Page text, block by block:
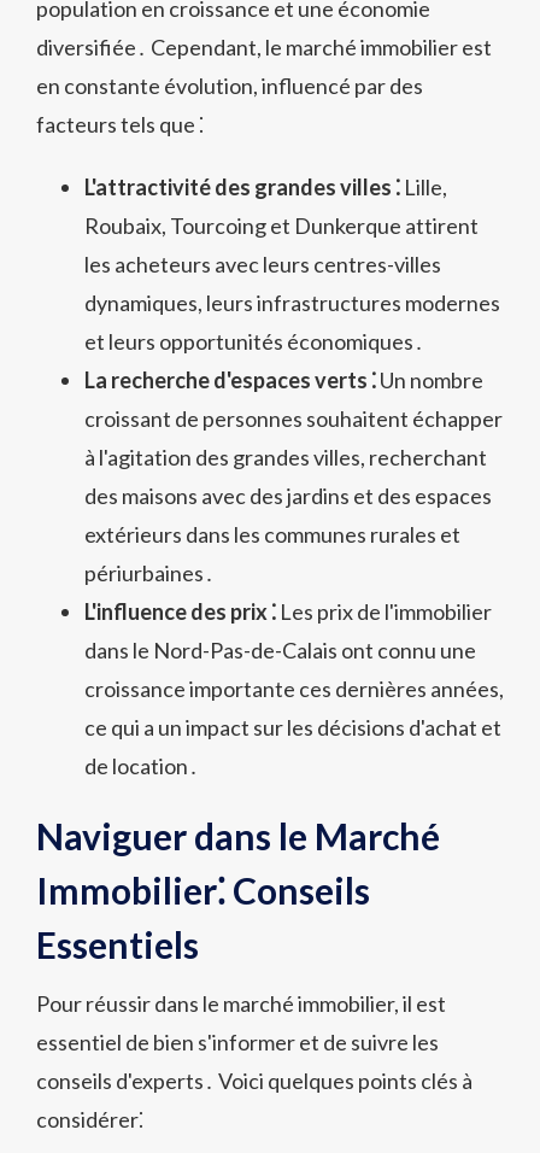
population en croissance et une économie
diversifiée․ Cependant, le marché immobilier est
en constante évolution, influencé par des
facteurs tels que ⁚
L'attractivité des grandes villes ⁚ Lille,
Roubaix, Tourcoing et Dunkerque attirent
les acheteurs avec leurs centres-villes
dynamiques, leurs infrastructures modernes
et leurs opportunités économiques․
La recherche d'espaces verts ⁚Un nombre
croissant de personnes souhaitent échapper
à l'agitation des grandes villes, recherchant
des maisons avec des jardins et des espaces
extérieurs dans les communes rurales et
périurbaines․
L'influence des prix ⁚ Les prix de l'immobilier
dans le Nord-Pas-de-Calais ont connu une
croissance importante ces dernières années,
ce qui a un impact sur les décisions d'achat et
de location․
Naviguer dans le Marché
Immobilier⁚ Conseils
Essentiels
Pour réussir dans le marché immobilier, il est
essentiel de bien s'informer et de suivre les
conseils d'experts․ Voici quelques points clés à
considérer⁚